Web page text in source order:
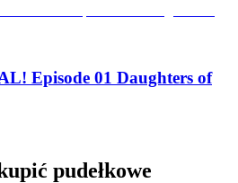
Episode 01 Daughters of
pudełkowe